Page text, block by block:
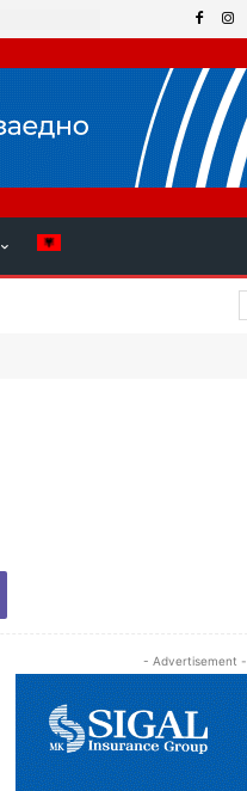
- Advertisement -